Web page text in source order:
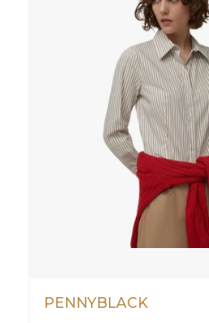
PENNYBLACK